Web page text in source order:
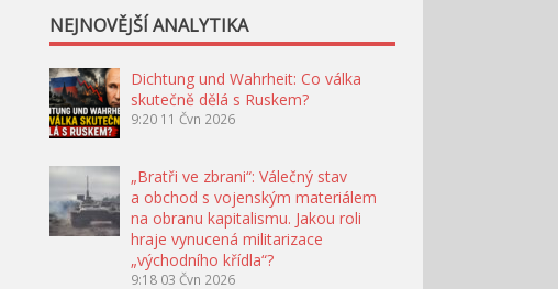
NEJNOVĚJŠÍ ANALYTIKA
Dichtung und Wahrheit: Co válka
skutečně dělá s Ruskem?
9:20 11 Čvn 2026
„Bratři ve zbrani“: Válečný stav
a obchod s vojenským materiálem
na obranu kapitalismu. Jakou roli
hraje vynucená militarizace
„východního křídla“?
9:18 03 Čvn 2026